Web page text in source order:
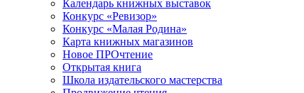
Календарь книжных выставок
Конкурс «Ревизор»
Конкурс «Малая Родина»
Карта книжных магазинов
Новое ПРОчтение
Открытая книга
Школа издательского мастерства